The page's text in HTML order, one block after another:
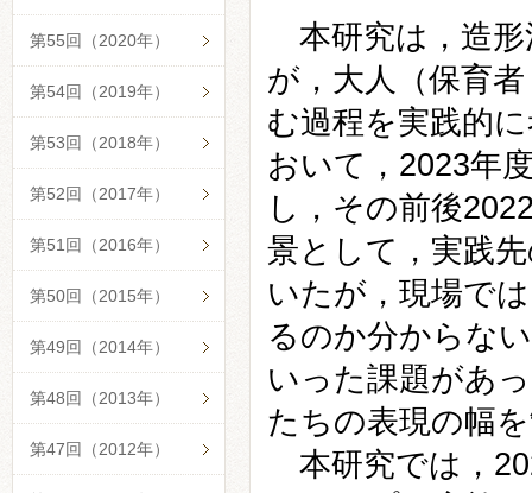
本研究は，造形
が，大人（保育
む過程を実践的
おいて，2023年
し，その前後
景として，実践
いたが，現場で
るのか分からな
いった課題があ
たちの表現の幅
本研究では，
第55回（2020年）
第54回（2019年）
第53回（2018年）
第52回（2017年）
第51回（2016年）
第50回（2015年）
第49回（2014年）
第48回（2013年）
第47回（2012年）